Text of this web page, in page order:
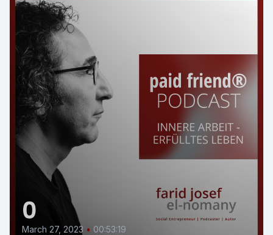
0
March 27, 2023 • 00:53:19